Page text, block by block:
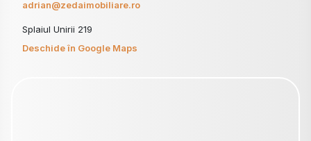
adrian@zedaimobiliare.ro
Splaiul Unirii 219
Deschide în Google Maps